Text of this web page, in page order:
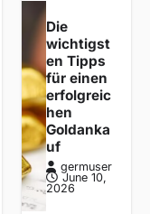
Die
wichtigst
en Tipps
für einen
erfolgreic
hen
Goldanka
uf
germuser
June 10,
2026